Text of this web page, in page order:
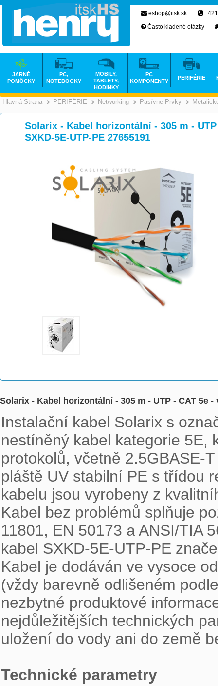
Hlavná Strana >
PERIFÉRIE >
Networking >
Pasívne Prvky
Solarix - Kabel horizontální - 305 m -
SXKD-5E-UTP-PE 27655191
Solarix - Kabel horizontální - 305 m - UTP - CAT 5e
Instalační kabel Solarix s
nestíněný kabel kategorie 5E,
protokolů, včetně 2.5GBASE-
pláště UV stabilní PE s třídou
kabelu jsou vyrobeny z
Kabel bez problémů splňuje
11801, EN 50173 a ANSI/TIA
kabel SXKD-5E-UTP-PE
Kabel je dodáván ve vysoce
(vždy barevně odlišeném
nezbytné produktové
nejdůležitějších technických
uložení do vody ani do země
Technické parametry
eshop@itsk.sk
Často kladené otázky
JARNÉ
POMÔCKY
PC,
NOTEBOOKY
MOBILY,
TABLETY,
HODINKY
PC
KOMPONENTY
PERIFÉRIE